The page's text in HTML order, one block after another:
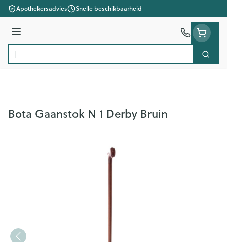
Ga naar de inhoud
Apothekersadvies Snelle beschikbaarheid
Menu
Product, merk, categorie...
Zoek
Bota Gaanstok N 1 Derby Bruin